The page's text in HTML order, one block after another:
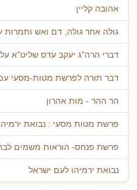
אהובה קליין
גולה אחר גולה, דם ואש ותמרות
דברי הרה"ג יעקב עדס שליט"א
דבר תורה לפרשת מטות-מסעי עם
הר ההר - מות אהרון
פרשת מטות מסעי : נבואת
פרשת פנחס- הוראות משמים
נבואת ירמיהו לעם ישראל